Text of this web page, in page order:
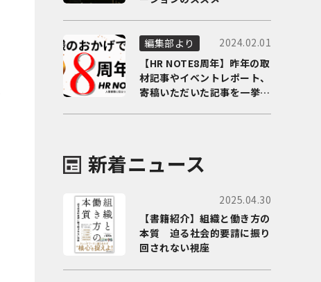
編集部より
2024.02.01
【HR NOTE8周年】昨年の取
材記事やイベントレポート、
寄稿いただいた記事を一挙に
新着ニュース
2025.04.30
【書籍紹介】組織と働き方の
本質 迫る社会的要請に振り
回されない視座